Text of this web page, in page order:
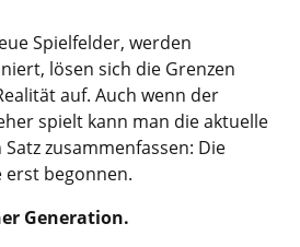
Spielfelder, werden
lösen sich die Grenzen
auf. Auch wenn der
spielt kann man die aktuelle
zusammenfassen: Die
erst begonnen.
Generation.